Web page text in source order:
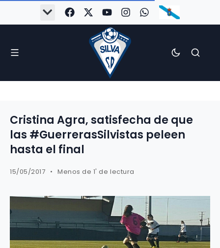
Cristina Agra, satisfecha de que
las #GuerrerasSilvistas peleen
hasta el final
15/05/2017 Menos de 1' de lectura